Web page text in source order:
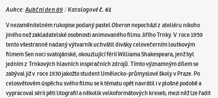
Aukce: Aukční den 89 /Katalogovéč.61
V nezaměnitelném rukopise podaný pastelOberonnepochází z ateliéru nikoho
jiného než zakladatelské osobnosti animovaného filmu Jiřího Trnky. V roce 1959
tento všestranně nadaný výtvarník uchvátil diváky celovečerním loutkovým
filmem Sen noci svatojánské, okouzlující férií Williama Shakespeara, jenž byl
jedním z Trnkových hlavních inspiračních zdrojů. Tímto významným dílem se
zabýval již v roce 1930 jakožto student Umělecko-průmyslové školy v Praze. Po
celosvětovém úspěchu svého filmu se k tématu opět navrátil i v plošné podobě a
vypracoval sérii pěti litografií a několik velkoformátových kreseb, mezi něž lze řadit